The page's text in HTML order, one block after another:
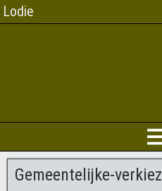
Lodie
Gemeentelijke-